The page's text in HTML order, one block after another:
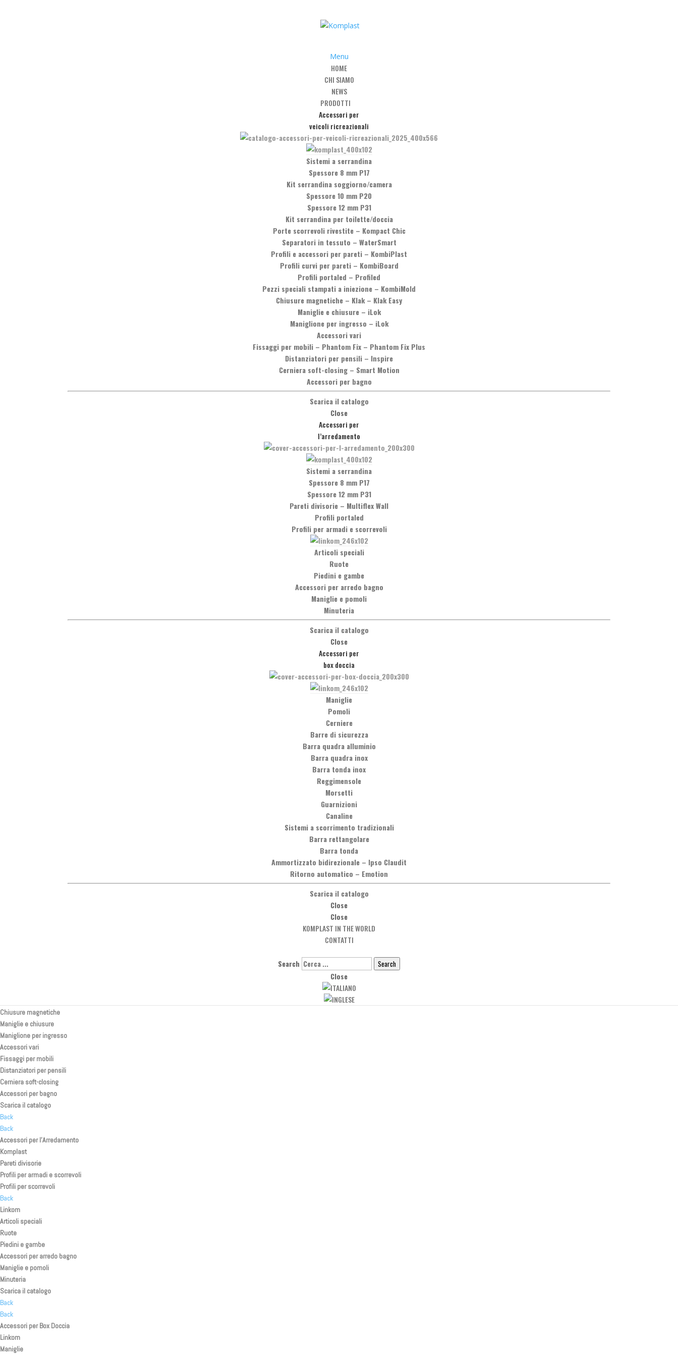
Menu
HOME
CHI SIAMO
NEWS
PRODOTTI
Accessori per
veicoli ricreazionali
Sistemi a serrandina
Spessore 8 mm P17
Kit serrandina soggiorno/camera
Spessore 10 mm P20
Spessore 12 mm P31
Kit serrandina per toilette/doccia
Porte scorrevoli rivestite– Kompact Chic
Separatori in tessuto – WaterSmart
Profili e accessori per pareti – KombiPlast
Profili curvi per pareti– KombiBoard
Profili portaled – Profiled
Pezzi speciali stampati a iniezione – KombiMold
Chiusure magnetiche – Klak – Klak Easy
Maniglie e chiusure– iLok
Maniglione per ingresso – iLok
Accessori vari
Fissaggi per mobili – Phantom Fix – Phantom Fix Plus
Distanziatori per pensili – Inspire
Cerniera soft-closing– Smart Motion
Accessori per bagno
Scarica il catalogo
Close
Accessori per
l’arredamento
Sistemi a serrandina
Spessore 8 mm P17
Spessore 12 mm P31
Pareti divisorie – Multiflex Wall
Profili portaled
Profili per armadi e scorrevoli
Articoli speciali
Ruote
Piedini e gambe
Accessori per arredo bagno
Maniglie e pomoli
Minuteria
Scarica il catalogo
Close
Accessori per
box doccia
Maniglie
Pomoli
Cerniere
Barre di sicurezza
Barra quadra alluminio
Barra quadra inox
Barra tonda inox
Reggimensole
Morsetti
Guarnizioni
Canaline
Sistemi a scorrimento tradizionali
Barra rettangolare
Barra tonda
Ammortizzato bidirezionale – Ipso Claudit
Ritorno automatico – Emotion
Scarica il catalogo
Close
Close
KOMPLAST IN THE WORLD
CONTATTI
Search Search
Close
Art. 5035 – Coppia di raccoglitori da 50 cm a clip
Art. 5035 – Coppia di raccoglitori da 50 cm a clip
Desideri maggiori informazioni?
Puoi contattarci telefonicamente, chiamando il numero
oppure inviando un messaggio cliccando sul pulsante qui sotto.
Messaggio
Social Network
Kit serrandina soggiorno/camera
Chiusure magnetiche
Maniglie e chiusure
Maniglione per ingresso
Accessori vari
Fissaggi per mobili
Distanziatori per pensili
Cerniera soft-closing
Accessori per bagno
Scarica il catalogo
Back
Back
Accessori per l’Arredamento
Komplast
Pareti divisorie
Profili per armadi e scorrevoli
Profili per scorrevoli
Back
Linkom
Articoli speciali
Ruote
Piedini e gambe
Accessori per arredo bagno
Maniglie e pomoli
Minuteria
Scarica il catalogo
Back
Back
Accessori per Box Doccia
Linkom
Maniglie